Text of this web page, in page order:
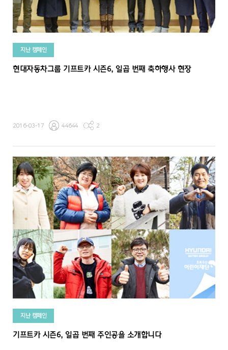
지난 캠페인
현대자동차그룹 기프트카 시즌6, 일곱 번째 축하행사 현장
2016-03-17 44644 2
지난 캠페인
기프트카 시즌6, 일곱 번째 주인공을 소개합니다